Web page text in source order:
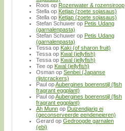
Roos op Rozenwater & rozensiroop
Stella op Ketjap (zoete sojasaus)
Stella op Ketjap (zoete sojasaus)
Stefan Schuwer op Petis Udang
(garnalenpasta)
Stefan Schuwer op Petis Udang
(garnalenpasta)
Tessa op Kaki (of sharon fruit)
Tessa op Kwal (jellyfish)
Tessa op Kwal (jellyfish)
Tee op Kwal (jellyfish)
Osman op Senbei (Japanse
rijstcrackers)
Paul opAubergines boerenstijl (fish
fragrant eggplant)
Paul opAubergines boerenstijl (fish
fragrant eggplant)
Ah Munn op Duizendjarig ei
(geconserveerde eendeneieren)
Gerard op Gedroogde garnalen
(ebi)